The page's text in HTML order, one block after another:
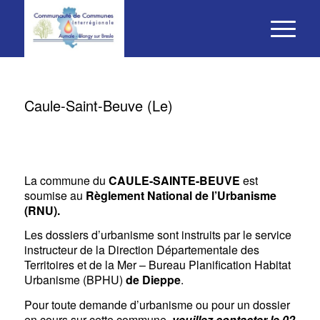
Caule-Saint-Beuve (Le)
La commune du CAULE-SAINTE-BEUVE est
soumise au Règlement National de l’Urbanisme
(RNU).
Les dossiers d’urbanisme sont instruits par le service
instructeur de la Direction Départementale des
Territoires et de la Mer – Bureau Planification Habitat
Urbanisme (BPHU) de Dieppe.
Pour toute demande d’urbanisme ou pour un dossier